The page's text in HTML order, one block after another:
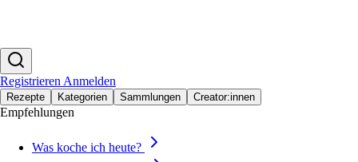
Registrieren Anmelden
Rezepte Kategorien Sammlungen Creator:innen
Empfehlungen
Was koche ich heute?